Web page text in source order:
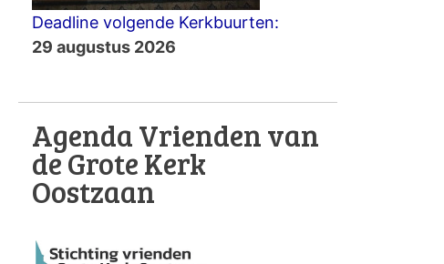
Deadline volgende Kerkbuurten:
29 augustus 2026
Agenda Vrienden van
de Grote Kerk
Oostzaan